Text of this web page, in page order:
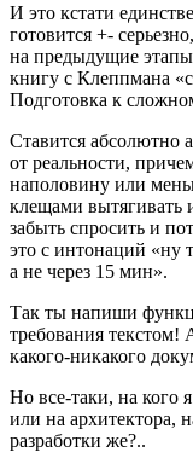
И это кстати
готовится +‑
на предыдущие
книгу с Клеппмана
Подготовка к
Ставится абсолютно
от реальности,
наполовину или
клещами вытягивать
забыть спросить и
это с интонаций «ну
а не через 15 мин».
Так ты напиши
требования текстом!
какого‑никакого
Но все‑таки, на кого
или на архитектора,
разработки же?..